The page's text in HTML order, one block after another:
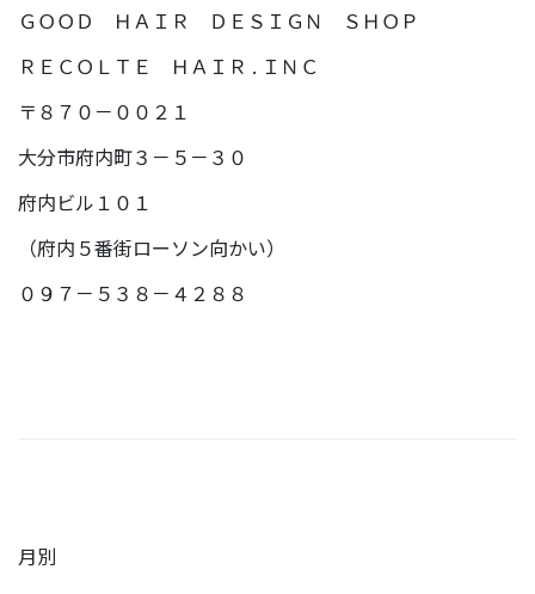
ＧＯＯＤ ＨＡＩＲ ＤＥＳＩＧＮ ＳＨＯＰ
ＲＥＣＯＬＴＥ ＨＡＩＲ . ＩＮＣ
〒８７０－００２１
大分市府内町３－５－３０
府内ビル１０１
（府内５番街ローソン向かい）
０９７－５３８－４２８８
月別